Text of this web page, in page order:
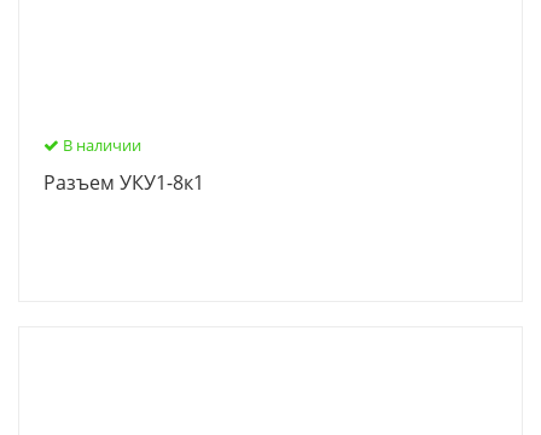
В наличии
Разъем УКУ1-8к1